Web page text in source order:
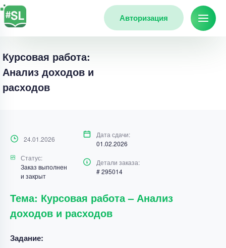
Авторизация
Курсовая работа:
Анализ доходов и
расходов
24.01.2026
Дата сдачи:
01.02.2026
Статус:
Заказ выполнен
и закрыт
Детали заказа:
# 295014
Тема: Курсовая работа – Анализ
доходов и расходов
Задание: